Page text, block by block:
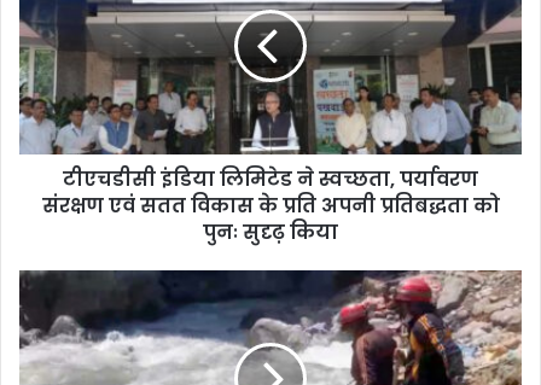
टीएचडीसी इंडिया लिमिटेड ने स्वच्छता, पर्यावरण
संरक्षण एवं सतत विकास के प्रति अपनी प्रतिबद्धता को
पुनः सुदृढ़ किया